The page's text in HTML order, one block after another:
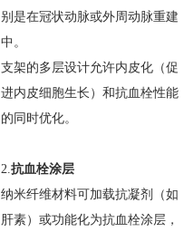
别是在冠状动脉或外周动脉重建
中。
支架的多层设计允许内皮化（促
进内皮细胞生长）和抗血栓性能
的同时优化。
2. 抗血栓涂层
纳米纤维材料可加载抗凝剂（如
肝素）或功能化为抗血栓涂层，